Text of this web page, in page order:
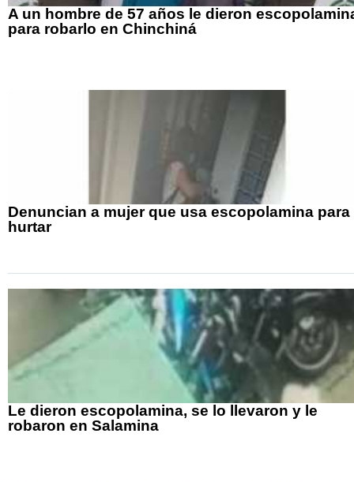
A un hombre de 57 años le dieron
para robarlo en Chinchiná
Denuncian a mujer que usa escopolamina para
hurtar
Le dieron escopolamina, se lo llevaron y le
robaron en Salamina